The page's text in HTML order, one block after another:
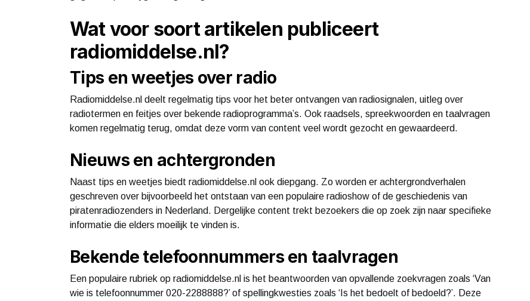
Wat voor soort artikelen publiceert
radiomiddelse.nl?
Tips en weetjes over radio
Radiomiddelse.nl deelt regelmatig tips voor het beter ontvangen van radiosignalen, uitleg over
radiotermen en feitjes over bekende radioprogramma’s. Ook raadsels, spreekwoorden en taalvragen
komen regelmatig terug, omdat deze vorm van content veel wordt gezocht en gewaardeerd.
Nieuws en achtergronden
Naast tips en weetjes biedt radiomiddelse.nl ook diepgang. Zo worden er achtergrondverhalen
geschreven over bijvoorbeeld het ontstaan van een populaire radioshow of de geschiedenis van
piratenradiozenders in Nederland. Dergelijke content trekt bezoekers die op zoek zijn naar specifieke
informatie die elders moeilijk te vinden is.
Bekende telefoonnummers en taalvragen
Een populaire rubriek op radiomiddelse.nl is het beantwoorden van opvallende zoekvragen zoals ‘Van
wie is telefoonnummer 020-2288888?’ of spellingkwesties zoals ‘Is het bedoelt of bedoeld?’. Deze